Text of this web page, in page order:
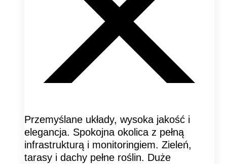
Przemyślane układy, wysoka jakość i
elegancja. Spokojna okolica z pełną
infrastrukturą i monitoringiem. Zieleń,
tarasy i dachy pełne roślin. Duże